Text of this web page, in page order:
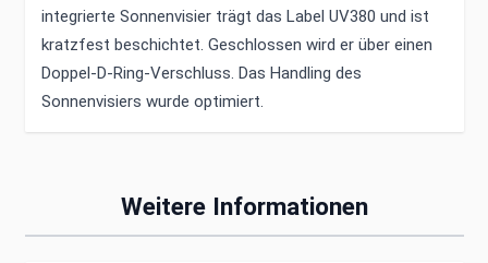
integrierte Sonnenvisier trägt das Label UV380 und ist
kratzfest beschichtet. Geschlossen wird er über einen
Doppel-D-Ring-Verschluss. Das Handling des
Sonnenvisiers wurde optimiert.
Weitere Informationen